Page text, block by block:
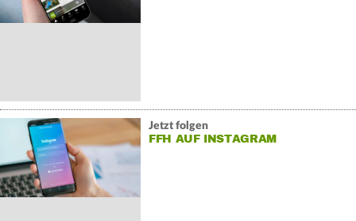
Jetzt folgen
FFH AUF INSTAGRAM